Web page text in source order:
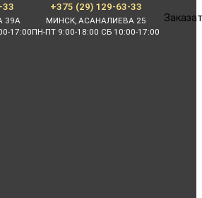
33
39А
17:00
+375 (29) 129-63-33
МИНСК, АСАНАЛИЕВА 25
ПН-ПТ 9:00-18:00 СБ 10:00-17:00